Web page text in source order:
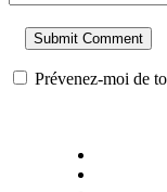
Prévenez-moi de